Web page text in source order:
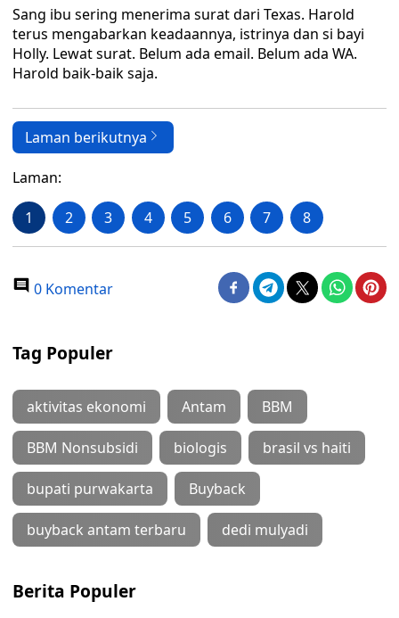
Sang ibu sering menerima surat dari Texas. Harold
terus mengabarkan keadaannya, istrinya dan si bayi
Holly. Lewat surat. Belum ada email. Belum ada WA.
Harold baik-baik saja.
Laman berikutnya
Laman:
1 2 3 4 5 6 7 8
0 Komentar
Tag Populer
aktivitas ekonomi Antam BBM
BBM Nonsubsidi biologis brasil vs haiti
bupati purwakarta Buyback
buyback antam terbaru dedi mulyadi
Berita Populer